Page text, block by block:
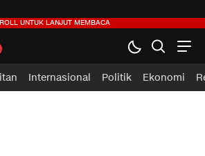
Internasional Politik Ekonomi